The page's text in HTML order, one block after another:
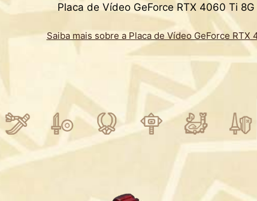
Placa de Vídeo GeForce RTX 4060 Ti 8G
Saiba mais sobre a Placa de Vídeo GeForce RTX